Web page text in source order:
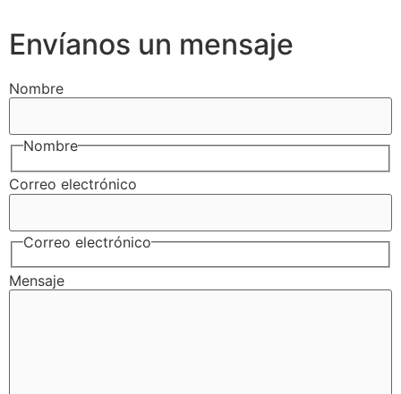
Envíanos un mensaje
Nombre
Nombre
Correo electrónico
Correo electrónico
Mensaje